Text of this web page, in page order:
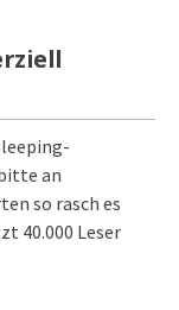
an
so rasch es
40.000 Leser